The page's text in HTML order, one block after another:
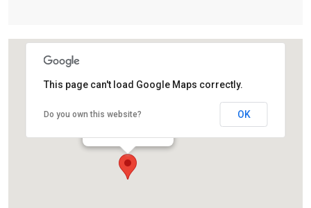
Llibreria Horitzons
Carrer de València, 149
This page can't load Google Maps correctly.
Do you own this website? OK